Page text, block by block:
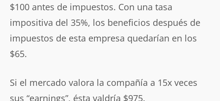
$100 antes de impuestos. Con una tasa
impositiva del 35%, los beneficios después de
impuestos de esta empresa quedarían en los
$65.
Si el mercado valora la compañía a 15x veces
sus “earnings”, ésta valdría $975.